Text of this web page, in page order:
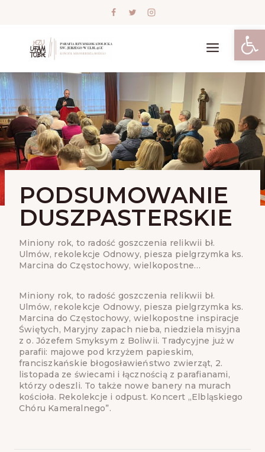
PODSUMOWANIE
DUSZPASTERSKIE
Miniony rok, to radość goszczenia relikwii bł.
Ulmów, rekolekcje Odnowy, piesza pielgrzymka ks.
Marcina do Częstochowy, wielkopostne…
Miniony rok, to radość goszczenia relikwii bł.
Ulmów, rekolekcje Odnowy, piesza pielgrzymka ks.
Marcina do Częstochowy, wielkopostne inspiracje
Świętych, Maryjny zapach nieba, niedziela misyjna
z o. Józefem Smyksym z Boliwii. Tradycyjne już w
parafii: majowe pod krzyżem papieskim,
franciszkańskie błogosławieństwo zwierząt, 2.
listopada ze świecami i łącznością z parafianami,
którzy odeszli. To także nowe banery na murach
kościoła. Rekolekcje i odpust. Koncert „Elbląskiego
Chóru Kameralnego”.